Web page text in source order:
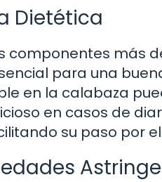
Dietética
componentes más
para una
en la calabaza
en casos de
su paso por